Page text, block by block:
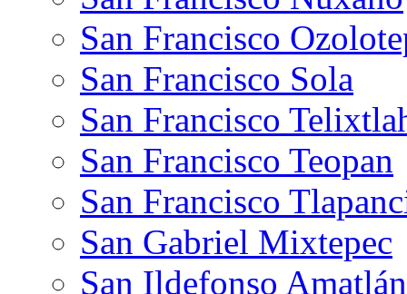
San Francisco
San Francisco Sola
San Francisco
San Francisco Teopan
San Francisco
San Gabriel Mixtepec
San Ildefonso Amatlán